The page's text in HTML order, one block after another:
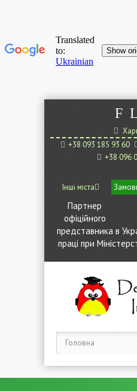
F
+38 093 185 93 60
+38 096
Інші міста
Партнер
офіційного
представника в
праці при